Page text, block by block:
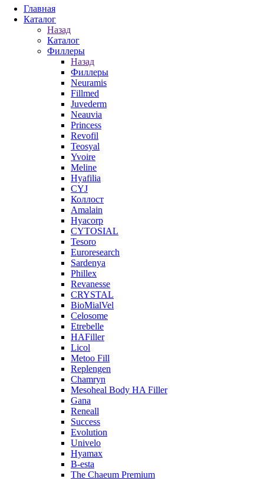
Главная
Каталог
Назад
Каталог
Филлеры
Назад
Филлеры
Neuramis
Fillmed
Juvederm
Neauvia
Princess
Revofil
Teosyal
Yvoire
Meline
Hyafilia
CYJ
Коллост
Amalain
Hyacorp
CYTOSIAL
Tesoro
Euroresearch
Sardenya
Phillex
Revanesse
CRYSTAL
BioMialVel
Celosome
Etrebelle
HAFiller
Licol
Metoo Fill
Replengen
Chamryn
Mesoheal Body HA Filler
Gana
Reneall
Success
Evolution
Univelo
Hyamax
B-esta
The Chaeum Premium